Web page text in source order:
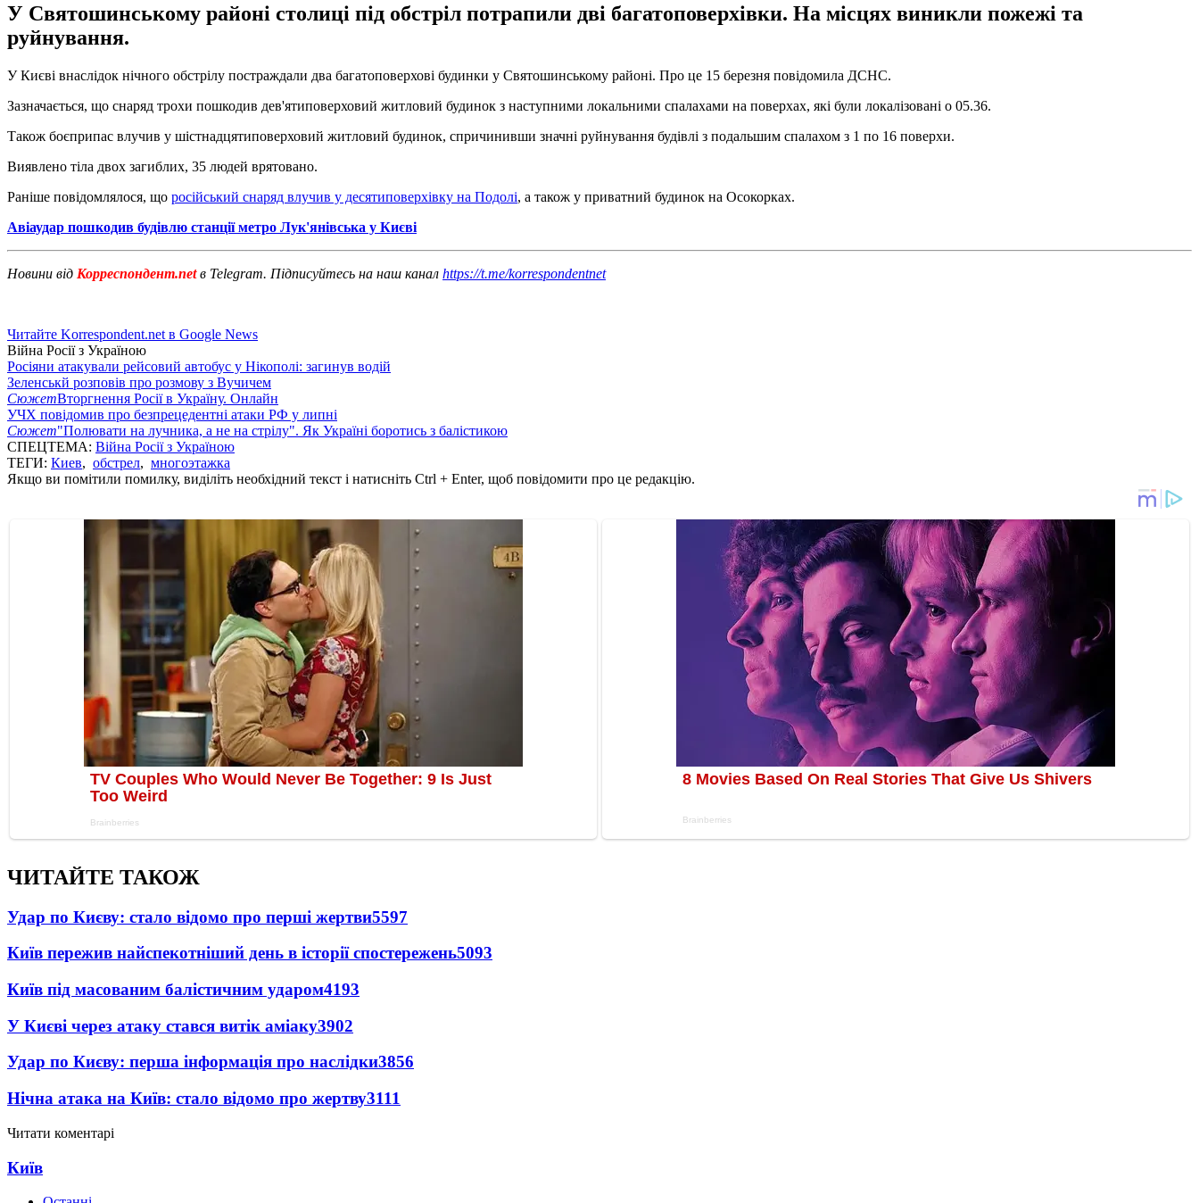
У Святошинському районі столиці під обстріл потрапили дві багатоповерхівки. На місцях виникли пожежі та
руйнування.
У Києві внаслідок нічного обстрілу постраждали два багатоповерхові будинки у Святошинському районі. Про це 15 березня повідомила ДСНС.
Зазначається, що снаряд трохи пошкодив дев'ятиповерховий житловий будинок з наступними локальними спалахами на поверхах, які були локалізовані о 05.36.
Також боєприпас влучив у шістнадцятиповерховий житловий будинок, спричинивши значні руйнування будівлі з подальшим спалахом з 1 по 16 поверхи.
Виявлено тіла двох загиблих, 35 людей врятовано.
Раніше повідомлялося, що російський снаряд влучив у десятиповерхівку на Подолі, а також у приватний будинок на Осокорках.
Авіаудар пошкодив будівлю станції метро Лук'янівська у Києві
Новини від Корреспондент.netв Telegram. Підписуйтесь на наш канал https://t.me/korrespondentnet
Читайте Korrespondent.net в Google News
Війна Росії з Україною
Росіяни атакували рейсовий автобус у Нікополі: загинув водій
Зеленськй розповів про розмову з Вучичем
СюжетВторгнення Росії в Україну. Онлайн
УЧХ повідомив про безпрецедентні атаки РФ у липні
Сюжет"Полювати на лучника, а не на стрілу". Як Україні боротись з балістикою
СПЕЦТЕМА: Війна Росії з Україною
ТЕГИ: Киев, обстрел, многоэтажка
Якщо ви помітили помилку, виділіть необхідний текст і натисніть Ctrl + Enter, щоб повідомити про це редакцію.
ЧИТАЙТЕ ТАКОЖ
Удар по Києву: стало відомо про перші жертви5597
Київ пережив найспекотніший день в історії спостережень5093
Київ під масованим балістичним ударом4193
У Києві через атаку стався витік аміаку3902
Удар по Києву: перша інформація про наслідки3856
Нічна атака на Київ: стало відомо про жертву3111
Читати коментарі
Київ